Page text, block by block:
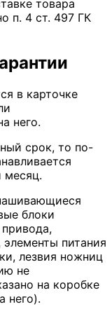
товара
п. 4 ст. 497 ГК
в карточке
него.
срок, то по-
месяц.
блоки
питания
лезвия ножниц
не
на коробке
него).